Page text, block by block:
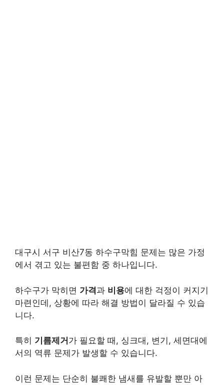
대구시 서구 비산7동 하수구막힘 문제는 많은 가정
에서 겪고 있는 불편함 중 하나입니다.
하수구가 막히면 가격과 비용에 대한 걱정이 커지기
마련인데, 상황에 따라 해결 방법이 달라질 수 있습
니다.
특히 기름제거 가 필요할 때, 싱크대, 변기, 세면대에
서의 역류 문제가 발생할 수 있습니다.
이런 문제는 단순히 불쾌한 냄새를 유발할 뿐만 아